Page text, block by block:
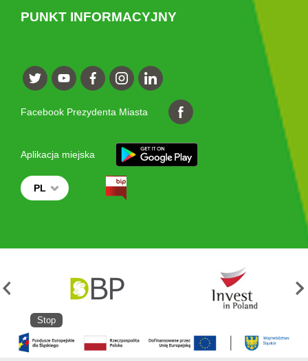
PUNKT INFORMACYJNY
Facebook Prezydenta Miasta
Aplikacja miejska
PL
Stop